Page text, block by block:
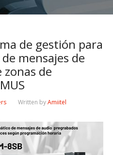
de gestión para
mensajes de
de
Written byAmiitel